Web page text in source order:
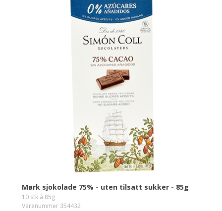
Mørk sjokolade 75% - uten tilsatt sukker - 85g
10 stk á 85g
Varenummer 354432